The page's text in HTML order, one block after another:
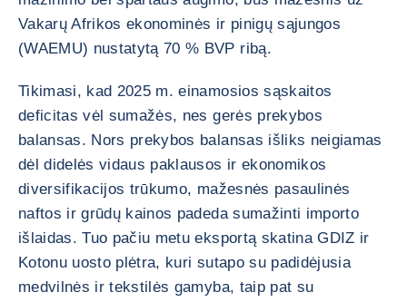
Vakarų Afrikos ekonominės ir pinigų sąjungos
(WAEMU) nustatytą 70 % BVP ribą.
Tikimasi, kad 2025 m. einamosios sąskaitos
deficitas vėl sumažės, nes gerės prekybos
balansas. Nors prekybos balansas išliks neigiamas
dėl didelės vidaus paklausos ir ekonomikos
diversifikacijos trūkumo, mažesnės pasaulinės
naftos ir grūdų kainos padeda sumažinti importo
išlaidas. Tuo pačiu metu eksportą skatina GDIZ ir
Kotonu uosto plėtra, kuri sutapo su padidėjusia
medvilnės ir tekstilės gamyba, taip pat su